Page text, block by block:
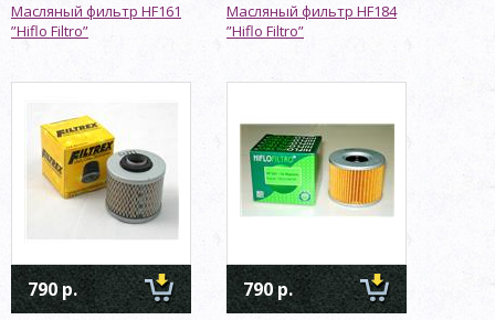
Масляный фильтр HF161
”Hiflo Filtro”
Масляный фильтр HF184
”Hiflo Filtro”
790 р. 790 р.